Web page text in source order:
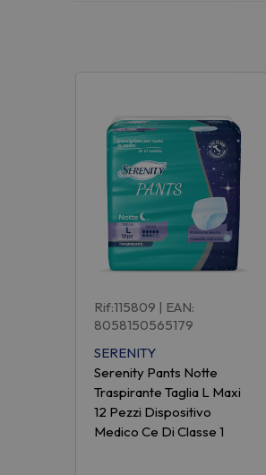
Rif:115809 | EAN:
8058150565179
SERENITY
Serenity Pants Notte
Traspirante Taglia L Maxi
12 Pezzi Dispositivo
Medico Ce Di Classe 1